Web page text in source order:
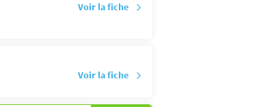
Voir la fiche
Voir la fiche